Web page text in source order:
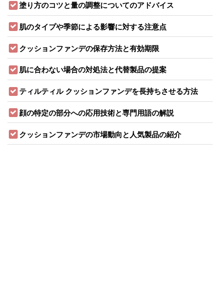
塗り方のコツと量の調整についてのアドバイス
肌のタイプや季節による影響に対する注意点
クッションファンデの保存方法と有効期限
肌に合わない場合の対処法と代替製品の提案
ティルティル クッションファンデを長持ちさせる方法
顔の特定の部分への応用技術と専門用語の解説
クッションファンデの市場動向と人気製品の紹介